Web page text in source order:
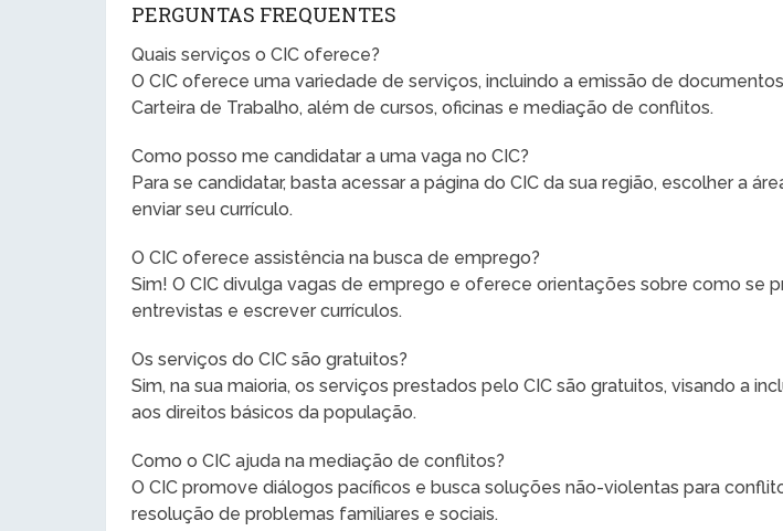
PERGUNTAS FREQUENTES
Quais serviços o CIC oferece?
O CIC oferece uma variedade de serviços, incluindo a emissão de
Carteira de Trabalho, além de cursos, oficinas e mediação de conflitos.
Como posso me candidatar a uma vaga no CIC?
Para se candidatar, basta acessar a página do CIC da sua região, escolher a
enviar seu currículo.
O CIC oferece assistência na busca de emprego?
Sim! O CIC divulga vagas de emprego e oferece orientações sobre como se
entrevistas e escrever currículos.
Os serviços do CIC são gratuitos?
Sim, na sua maioria, os serviços prestados pelo CIC são gratuitos, visando a
aos direitos básicos da população.
Como o CIC ajuda na mediação de conflitos?
O CIC promove diálogos pacíficos e busca soluções não-violentas para
resolução de problemas familiares e sociais.